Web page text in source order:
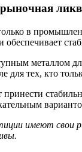
в
металлом
для тех, кто
имеют свои